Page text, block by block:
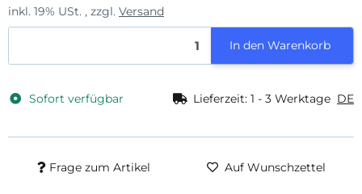
inkl. 19% USt. , zzgl. Versand
In den Warenkorb
Sofort verfügbar Lieferzeit: 1 - 3 Werktage DE
Frage zum Artikel Auf Wunschzettel